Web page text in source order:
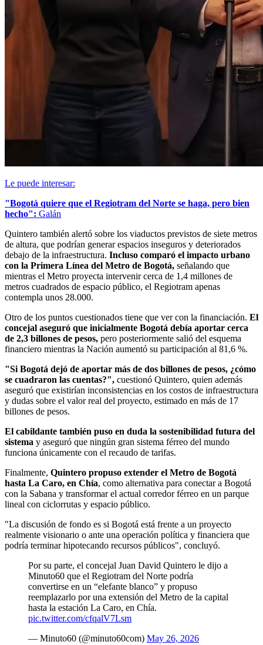
Le puede interesar:
"Bogotá quiere que el Regiotram del Norte se haga, pero bien
hecho": Galán
Quintero también alertó sobre los viaductos previstos de siete metros
de altura, que podrían generar espacios inseguros y deteriorados
debajo de la infraestructura. Incluso comparó el impacto urbano
con la Primera Línea del Metro de Bogotá, señalando que
mientras el Metro proyecta intervenir cerca de 1,4 millones de
metros cuadrados de espacio público, el Regiotram apenas
contempla unos 28.000.
Otro de los puntos cuestionados tiene que ver con la financiación. El
concejal aseguró que inicialmente Bogotá debía aportar cerca
de 2,3 billones de pesos, pero posteriormente salió del esquema
financiero mientras la Nación aumentó su participación al 81,6 %.
"Si Bogotá dejó de aportar más de dos billones de pesos, ¿cómo
se cuadraron las cuentas?", cuestionó Quintero, quien además
aseguró que existirían inconsistencias en los costos de infraestructura
y dudas sobre el valor real del proyecto, estimado en más de 17
billones de pesos.
El cabildante también puso en duda la sostenibilidad futura del
sistema y aseguró que ningún gran sistema férreo del mundo
funciona únicamente con el recaudo de tarifas.
Finalmente, Quintero propuso extender el Metro de Bogotá
hasta La Caro, en Chía, como alternativa para conectar a Bogotá
con la Sabana y transformar el actual corredor férreo en un parque
lineal con ciclorrutas y espacio público.
"La discusión de fondo es si Bogotá está frente a un proyecto
realmente visionario o ante una operación política y financiera que
podría terminar hipotecando recursos públicos", concluyó.
Por su parte, el concejal Juan David Quintero le dijo a
Minuto60 que el Regiotram del Norte podría
convertirse en un “elefante blanco” y propuso
reemplazarlo por una extensión del Metro de la capital
hasta la estación La Caro, en Chía.
pic.twitter.com/cfqalV7Lsm
— Minuto60 (@minuto60com) May 26, 2026